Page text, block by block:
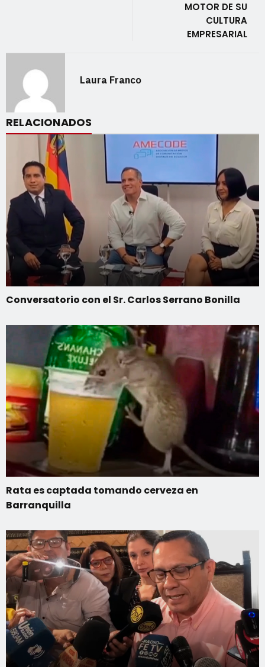
MOTOR DE SU
CULTURA
EMPRESARIAL
Laura Franco
RELACIONADOS
Conversatorio con el Sr. Carlos Serrano Bonilla
Rata es captada tomando cerveza en
Barranquilla